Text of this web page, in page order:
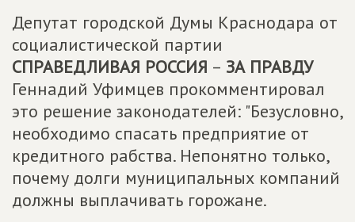
Депутат городской Думы Краснодара от
социалистической партии
СПРАВЕДЛИВАЯ РОССИЯ – ЗА ПРАВДУ
Геннадий Уфимцев прокомментировал
это решение законодателей: "Безусловно,
необходимо спасать предприятие от
кредитного рабства. Непонятно только,
почему долги муниципальных компаний
должны выплачивать горожане.